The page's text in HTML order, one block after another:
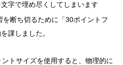
字で埋め尽くしてしまいます
を断ち切るために「30ポイントフ
課しました。
トサイズを使用すると、物理的に